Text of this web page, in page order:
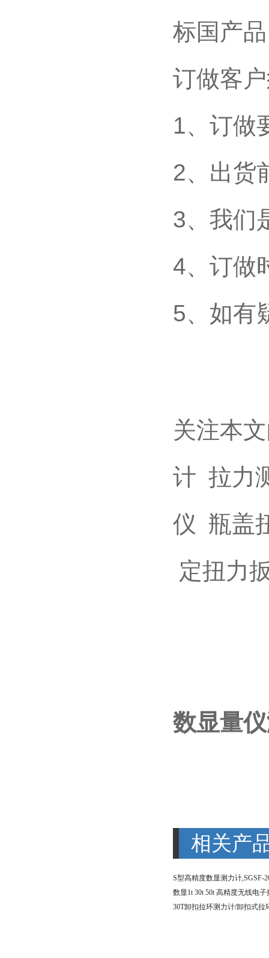
标国产品
订做客
1、订做
2、出货
3、我们
4、订做
5、如有
关注本
计 拉力
仪 瓶盖
定扭力
数显量
相关产